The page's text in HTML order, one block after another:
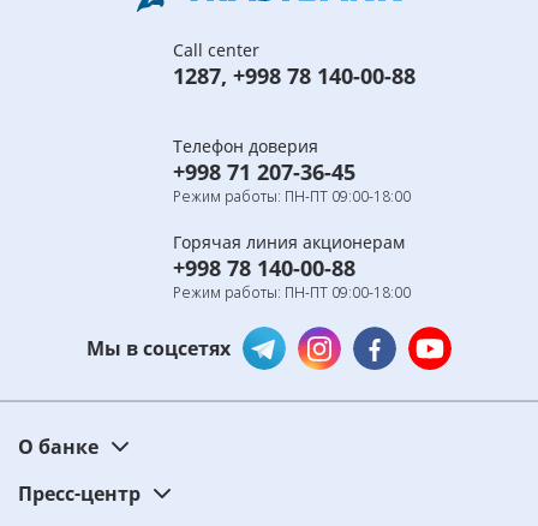
Call center
1287, +998 78 140-00-88
Телефон доверия
+998 71 207-36-45
Режим работы: ПН-ПТ 09:00-18:00
Горячая линия акционерам
+998 78 140-00-88
Режим работы: ПН-ПТ 09:00-18:00
Мы в соцсетях
О банке
Пресс-центр